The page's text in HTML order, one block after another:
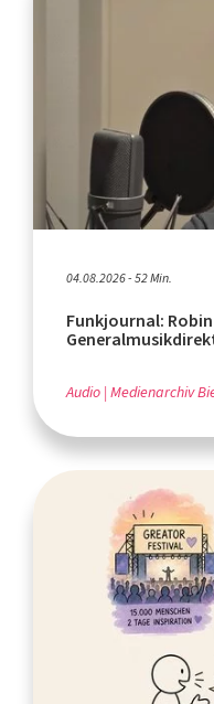
04.08.2026 - 52 Min.
Funkjournal:
Audio Medienarchiv